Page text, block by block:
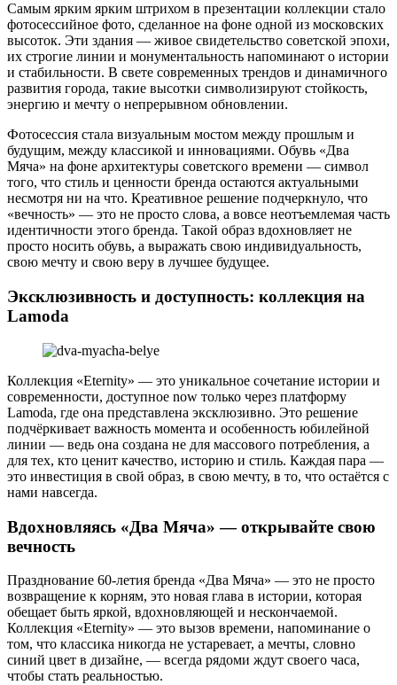
Самым ярким ярким штрихом в презентации коллекции стало
фотосессийное фото, сделанное на фоне одной из московских
высоток. Эти здания — живое свидетельство советской эпохи,
их строгие линии и монументальность напоминают о истории
и стабильности. В свете современных трендов и динамичного
развития города, такие высотки символизируют стойкость,
энергию и мечту о непрерывном обновлении.
Фотосессия стала визуальным мостом между прошлым и
будущим, между классикой и инновациями. Обувь «Два
Мяча» на фоне архитектуры советского времени — символ
того, что стиль и ценности бренда остаются актуальными
несмотря ни на что. Креативное решение подчеркнуло, что
«вечность» — это не просто слова, а вовсе неотъемлемая часть
идентичности этого бренда. Такой образ вдохновляет не
просто носить обувь, а выражать свою индивидуальность,
свою мечту и свою веру в лучшее будущее.
Эксклюзивность и доступность: коллекция на
Lamoda
Коллекция «Eternity» — это уникальное сочетание истории и
современности, доступное now только через платформу
Lamoda, где она представлена эксклюзивно. Это решение
подчёркивает важность момента и особенность юбилейной
линии — ведь она создана не для массового потребления, а
для тех, кто ценит качество, историю и стиль. Каждая пара —
это инвестиция в свой образ, в свою мечту, в то, что остаётся с
нами навсегда.
Вдохновляясь «Два Мяча» — открывайте свою
вечность
Празднование 60-летия бренда «Два Мяча» — это не просто
возвращение к корням, это новая глава в истории, которая
обещает быть яркой, вдохновляющей и нескончаемой.
Коллекция «Eternity» — это вызов времени, напоминание о
том, что классика никогда не устаревает, а мечты, словно
синий цвет в дизайне, — всегда рядоми ждут своего часа,
чтобы стать реальностью.